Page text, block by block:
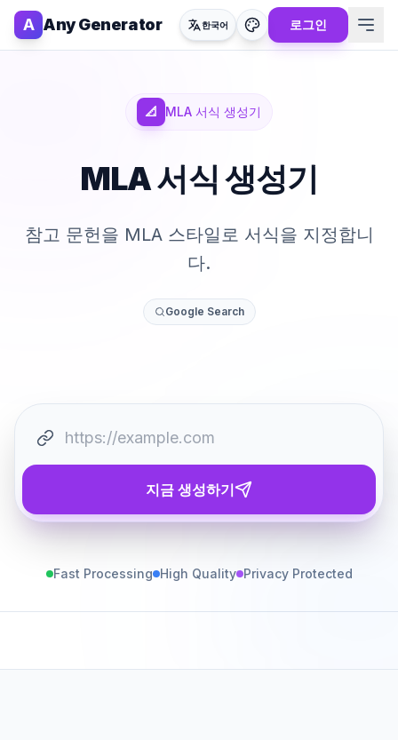
A Any Generator 한국어 로그인
📐 MLA 서식 생성기
MLA 서식 생성기
참고 문헌을 MLA 스타일로 서식을 지정합니
다.
Google Search
지금 생성하기
Fast Processing High Quality Privacy Protected